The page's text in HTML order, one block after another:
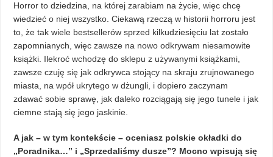
Horror to dziedzina, na której zarabiam na życie, więc chcę
wiedzieć o niej wszystko. Ciekawą rzeczą w historii horroru jest
to, że tak wiele bestsellerów sprzed kilkudziesięciu lat zostało
zapomnianych, więc zawsze na nowo odkrywam niesamowite
książki. Ilekroć wchodzę do sklepu z używanymi książkami,
zawsze czuję się jak odkrywca stojący na skraju zrujnowanego
miasta, na wpół ukrytego w dżungli, i dopiero zaczynam
zdawać sobie sprawę, jak daleko rozciągają się jego tunele i jak
ciemne stają się jego jaskinie.
A jak – w tym kontekście – oceniasz polskie okładki do
„Poradnika…” i „Sprzedaliśmy dusze”? Mocno wpisują się